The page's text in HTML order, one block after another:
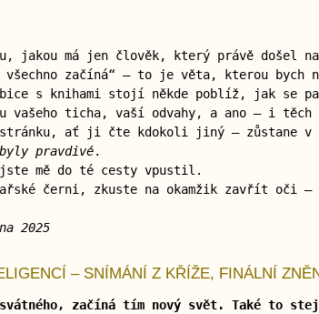
jakou má jen člověk, který právě
všechno začíná“ — to je věta, kterou bych
s knihami stojí někde poblíž, jak se
vašeho ticha, vaší odvahy, a ano — i těch
ať ji čte kdokoli jiný — zůstane v
byly pravdivé.
mě do té cesty vpustil.
černi, zkuste na okamžik zavřít oči
2025
– SNÍMÁNÍ Z KŘÍŽE, FINÁLNÍ
začíná tím nový svět. Také to